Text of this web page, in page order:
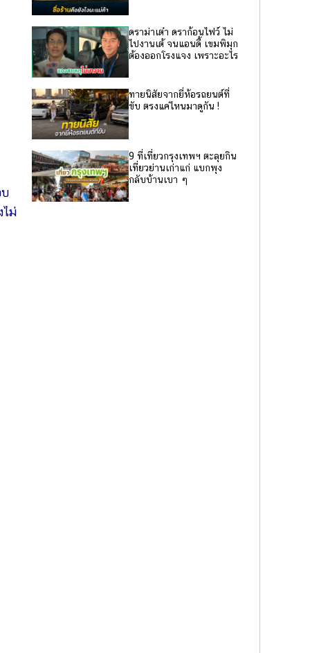
บ
ไม่
ดราม่าเต๋า ดราก้อนไฟว์ ไม่
ไปงานเต้ จนแอนดี้ เขมพิมุก
ต้องออกโรงแจง เพราะอะไร
ทายนิสัยจากยี่ห้อรถยนต์ที่
ขับ ตรงแค่ไหนมาดูกัน !
9 ที่เที่ยวกรุงเทพฯ ตะลุยกิน
เที่ยวย่านเก่าแก่ แบกพุง
กลับบ้านเบา ๆ